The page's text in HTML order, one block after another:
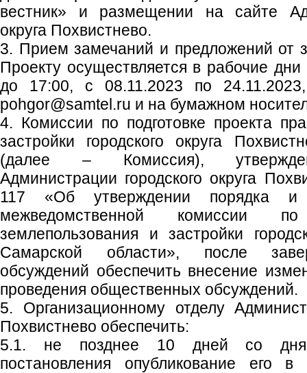
вестник» и размещении на сайте
округа Похвистнево.
3. Прием замечаний и предложений от
Проекту осуществляется в рабочие
до 17:00, с 08.11.2023 по
pohgor@samtel.ru и на бумажном
4. Комиссии по подготовке проекта
застройки городского округа
(далее – Комиссия),
Администрации городского округа
117 «Об утверждении порядка и
межведомственной комиссии
землепользования и застройки
Самарской области», после
обсуждений обеспечить внесение
проведения общественных обсуждений.
5. Организационному отделу
Похвистнево обеспечить:
5.1. не позднее 10 дней со дня
постановления опубликование его в